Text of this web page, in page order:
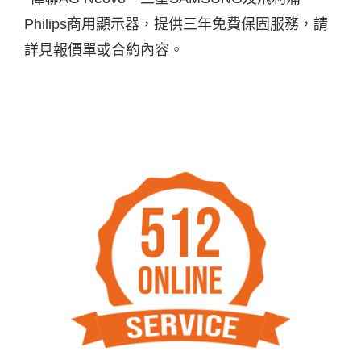
Philips商用顯示器，提供三年免費保固服務，請
詳見報價單或合約內容。